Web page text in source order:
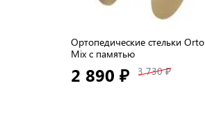
Ортопедические стельки Orto
Mix с памятью
2 890 ₽ 3 730 ₽